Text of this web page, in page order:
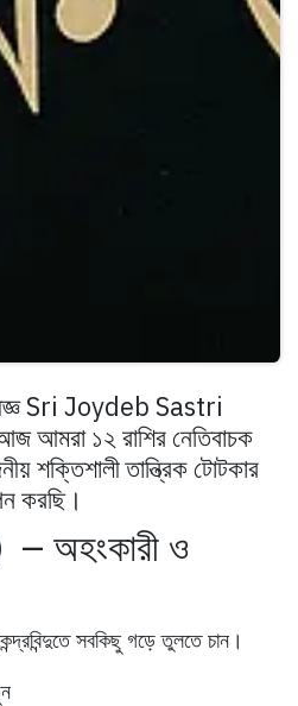
Sri Joydeb Sastri
আমরা ১২ রাশির নেতিবাচক
শক্তিশালী তান্ত্রিক টোটকার
করছি।
– অহংকারী ও
সবকিছু গড়ে তুলতে চান।